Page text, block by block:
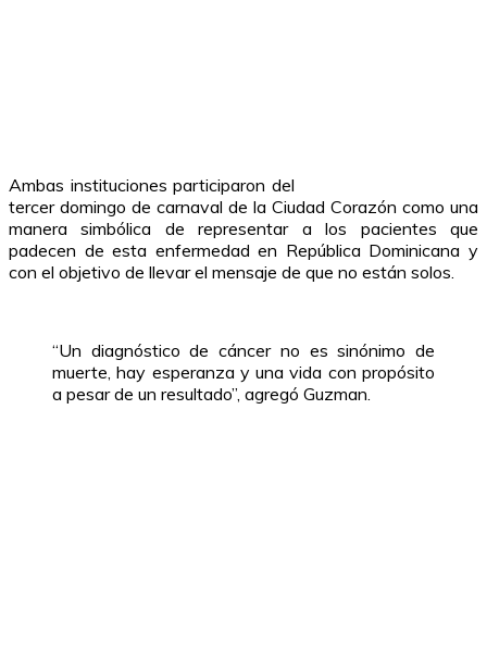
Ambas instituciones participaron del
tercer domingo de carnaval de la Ciudad Corazón como una
manera simbólica de representar a los pacientes que
padecen de esta enfermedad en República Dominicana y
con el objetivo de llevar el mensaje de que no están solos.
“Un diagnóstico de cáncer no es sinónimo de
muerte, hay esperanza y una vida con propósito
a pesar de un resultado”, agregó Guzman.